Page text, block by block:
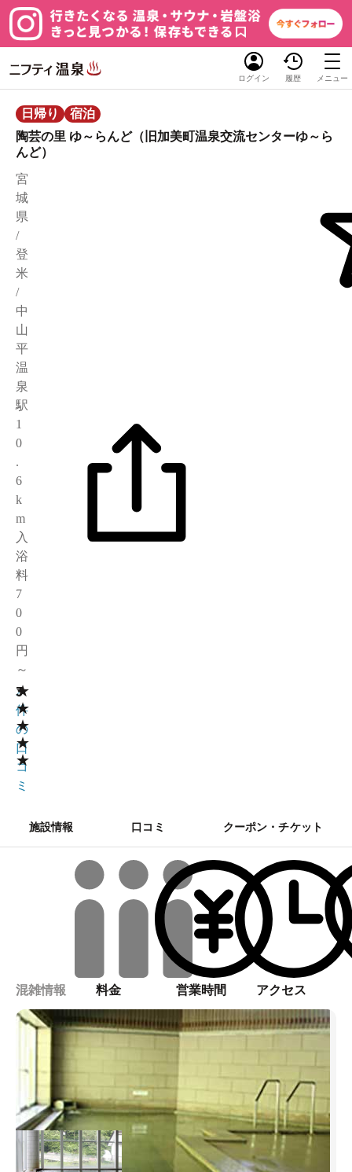
ログイン 履歴 メニュー
日帰り
宿泊
陶芸の里 ゆ～らんど（旧加美町温泉交流センターゆ～ら
んど）
宮
城
県
/
登
米
/
中
山
平
温
泉
駅
1
0
.
6
k
m
入
浴
料
7
0
0
円
～
★
★
★
★
★
3
2
件
の
口
コ
ミ
施設情報 口コミ クーポン・チケット
混雑情報 料金 営業時間 アクセス